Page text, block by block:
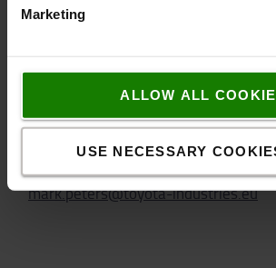
Marketing
ALLOW ALL
USE NECESSARY
MARKETING DIRECTOR
Mark Peters
Toyota Material Handling Europe
mark.peters@toyota-industries.eu